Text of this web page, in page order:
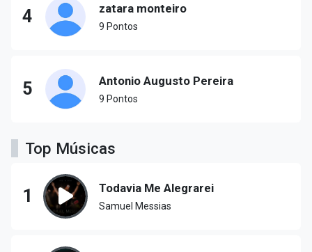
4 zatara monteiro
9 Pontos
5 Antonio Augusto Pereira
9 Pontos
Top Músicas
1 Todavia Me Alegrarei
Samuel Messias